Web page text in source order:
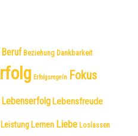
Beruf Beziehung Dankbarkeit
Erfolgsregeln Fokus
Lebenserfolg Lebensfreude
Leistung Lernen Liebe Loslassen